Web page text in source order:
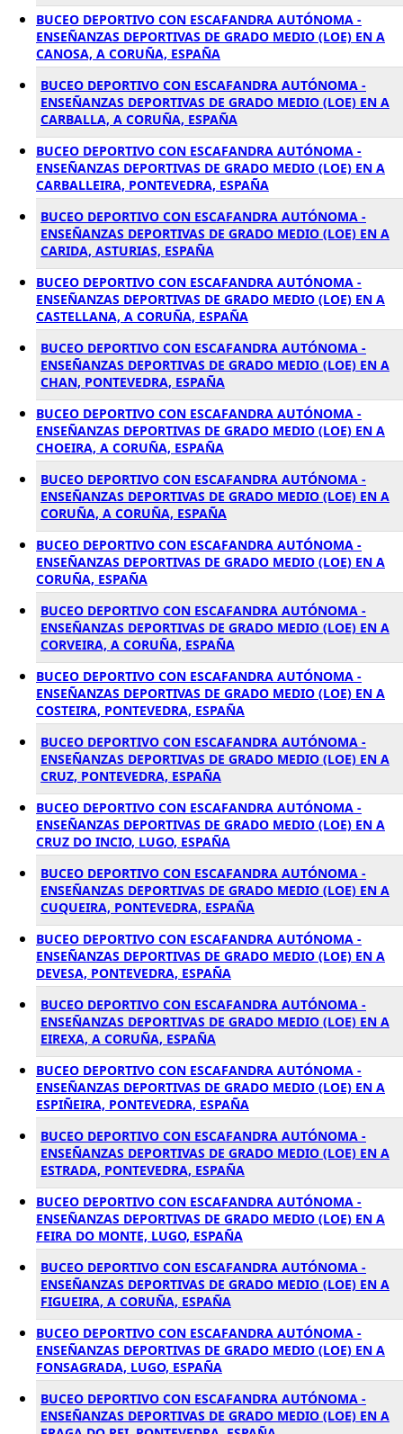
BUCEO DEPORTIVO CON ESCAFANDRA AUTÓNOMA -
ENSEÑANZAS DEPORTIVAS DE GRADO MEDIO (LOE) EN A
CANOSA, A CORUÑA, ESPAÑA
BUCEO DEPORTIVO CON ESCAFANDRA AUTÓNOMA -
ENSEÑANZAS DEPORTIVAS DE GRADO MEDIO (LOE) EN A
CARBALLA, A CORUÑA, ESPAÑA
BUCEO DEPORTIVO CON ESCAFANDRA AUTÓNOMA -
ENSEÑANZAS DEPORTIVAS DE GRADO MEDIO (LOE) EN A
CARBALLEIRA, PONTEVEDRA, ESPAÑA
BUCEO DEPORTIVO CON ESCAFANDRA AUTÓNOMA -
ENSEÑANZAS DEPORTIVAS DE GRADO MEDIO (LOE) EN A
CARIDA, ASTURIAS, ESPAÑA
BUCEO DEPORTIVO CON ESCAFANDRA AUTÓNOMA -
ENSEÑANZAS DEPORTIVAS DE GRADO MEDIO (LOE) EN A
CASTELLANA, A CORUÑA, ESPAÑA
BUCEO DEPORTIVO CON ESCAFANDRA AUTÓNOMA -
ENSEÑANZAS DEPORTIVAS DE GRADO MEDIO (LOE) EN A
CHAN, PONTEVEDRA, ESPAÑA
BUCEO DEPORTIVO CON ESCAFANDRA AUTÓNOMA -
ENSEÑANZAS DEPORTIVAS DE GRADO MEDIO (LOE) EN A
CHOEIRA, A CORUÑA, ESPAÑA
BUCEO DEPORTIVO CON ESCAFANDRA AUTÓNOMA -
ENSEÑANZAS DEPORTIVAS DE GRADO MEDIO (LOE) EN A
CORUÑA, A CORUÑA, ESPAÑA
BUCEO DEPORTIVO CON ESCAFANDRA AUTÓNOMA -
ENSEÑANZAS DEPORTIVAS DE GRADO MEDIO (LOE) EN A
CORUÑA, ESPAÑA
BUCEO DEPORTIVO CON ESCAFANDRA AUTÓNOMA -
ENSEÑANZAS DEPORTIVAS DE GRADO MEDIO (LOE) EN A
CORVEIRA, A CORUÑA, ESPAÑA
BUCEO DEPORTIVO CON ESCAFANDRA AUTÓNOMA -
ENSEÑANZAS DEPORTIVAS DE GRADO MEDIO (LOE) EN A
COSTEIRA, PONTEVEDRA, ESPAÑA
BUCEO DEPORTIVO CON ESCAFANDRA AUTÓNOMA -
ENSEÑANZAS DEPORTIVAS DE GRADO MEDIO (LOE) EN A
CRUZ, PONTEVEDRA, ESPAÑA
BUCEO DEPORTIVO CON ESCAFANDRA AUTÓNOMA -
ENSEÑANZAS DEPORTIVAS DE GRADO MEDIO (LOE) EN A
CRUZ DO INCIO, LUGO, ESPAÑA
BUCEO DEPORTIVO CON ESCAFANDRA AUTÓNOMA -
ENSEÑANZAS DEPORTIVAS DE GRADO MEDIO (LOE) EN A
CUQUEIRA, PONTEVEDRA, ESPAÑA
BUCEO DEPORTIVO CON ESCAFANDRA AUTÓNOMA -
ENSEÑANZAS DEPORTIVAS DE GRADO MEDIO (LOE) EN A
DEVESA, PONTEVEDRA, ESPAÑA
BUCEO DEPORTIVO CON ESCAFANDRA AUTÓNOMA -
ENSEÑANZAS DEPORTIVAS DE GRADO MEDIO (LOE) EN A
EIREXA, A CORUÑA, ESPAÑA
BUCEO DEPORTIVO CON ESCAFANDRA AUTÓNOMA -
ENSEÑANZAS DEPORTIVAS DE GRADO MEDIO (LOE) EN A
ESPIÑEIRA, PONTEVEDRA, ESPAÑA
BUCEO DEPORTIVO CON ESCAFANDRA AUTÓNOMA -
ENSEÑANZAS DEPORTIVAS DE GRADO MEDIO (LOE) EN A
ESTRADA, PONTEVEDRA, ESPAÑA
BUCEO DEPORTIVO CON ESCAFANDRA AUTÓNOMA -
ENSEÑANZAS DEPORTIVAS DE GRADO MEDIO (LOE) EN A
FEIRA DO MONTE, LUGO, ESPAÑA
BUCEO DEPORTIVO CON ESCAFANDRA AUTÓNOMA -
ENSEÑANZAS DEPORTIVAS DE GRADO MEDIO (LOE) EN A
FIGUEIRA, A CORUÑA, ESPAÑA
BUCEO DEPORTIVO CON ESCAFANDRA AUTÓNOMA -
ENSEÑANZAS DEPORTIVAS DE GRADO MEDIO (LOE) EN A
FONSAGRADA, LUGO, ESPAÑA
BUCEO DEPORTIVO CON ESCAFANDRA AUTÓNOMA -
ENSEÑANZAS DEPORTIVAS DE GRADO MEDIO (LOE) EN A